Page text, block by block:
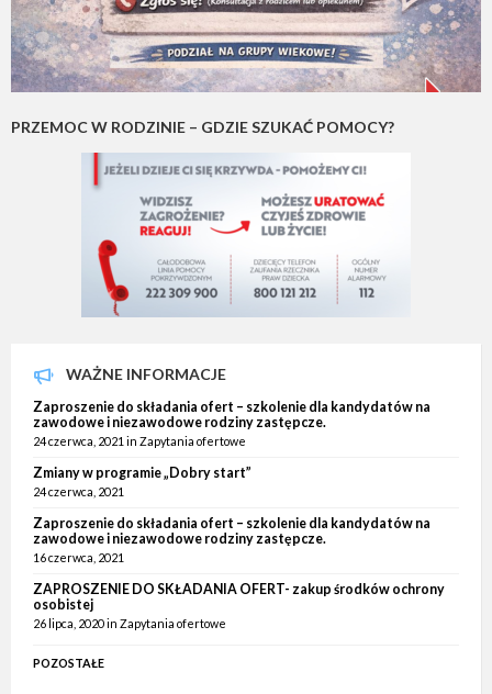
PRZEMOC W RODZINIE – GDZIE SZUKAĆ POMOCY?
WAŻNE INFORMACJE
Zaproszenie do składania ofert – szkolenie dla kandydatów na
zawodowe i niezawodowe rodziny zastępcze.
24 czerwca, 2021 in Zapytania ofertowe
Zmiany w programie „Dobry start”
24 czerwca, 2021
Zaproszenie do składania ofert – szkolenie dla kandydatów na
zawodowe i niezawodowe rodziny zastępcze.
16 czerwca, 2021
ZAPROSZENIE DO SKŁADANIA OFERT- zakup środków ochrony
osobistej
26 lipca, 2020in Zapytania ofertowe
POZOSTAŁE